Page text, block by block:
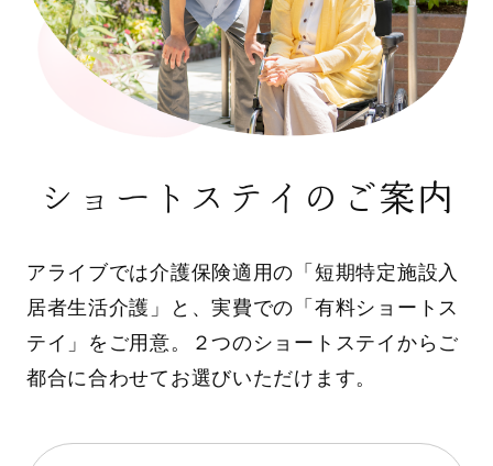
ショートステイのご案内
アライブでは介護保険適用の「短期特定施設入
居者生活介護」と、実費での「有料ショートス
テイ」をご用意。２つのショートステイからご
都合に合わせてお選びいただけます。